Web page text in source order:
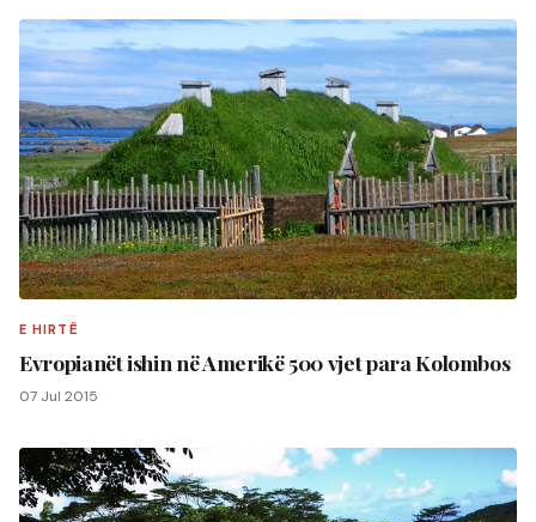
E HIRTË
Evropianët ishin në Amerikë 500 vjet para Kolombos
07 Jul 2015